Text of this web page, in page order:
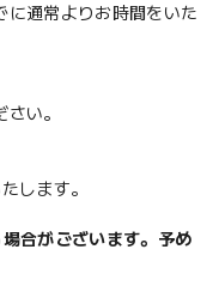
通常よりお時間をいた
い。
します。
合がございます。予め